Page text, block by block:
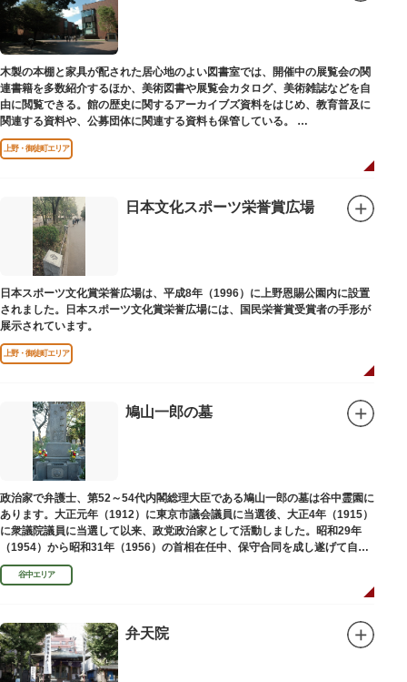
木製の本棚と家具が配された居心地のよい図書室では、開催中の展覧会の関
連書籍を多数紹介するほか、美術図書や展覧会カタログ、美術雑誌などを自
由に閲覧できる。館の歴史に関するアーカイブズ資料をはじめ、教育普及に
関連する資料や、公募団体に関連する資料も保管している。
（画像提供：東京都美術館）
上野・御徒町エリア
日本文化スポーツ栄誉賞広場
日本スポーツ文化賞栄誉広場は、平成8年（1996）に上野恩賜公園内に設置
されました。日本スポーツ文化賞栄誉広場には、国民栄誉賞受賞者の手形が
展示されています。
上野・御徒町エリア
鳩山一郎の墓
政治家で弁護士、第52～54代内閣総理大臣である鳩山一郎の墓は谷中霊園に
あります。大正元年（1912）に東京市議会議員に当選後、大正4年（1915）
に衆議院議員に当選して以来、政党政治家として活動しました。昭和29年
（1954）から昭和31年（1956）の首相在任中、保守合同を成し遂げて自由
民主党の初代総裁となり、日本とソビエト連邦の国交回復を実現しました。
谷中エリア
弁天院